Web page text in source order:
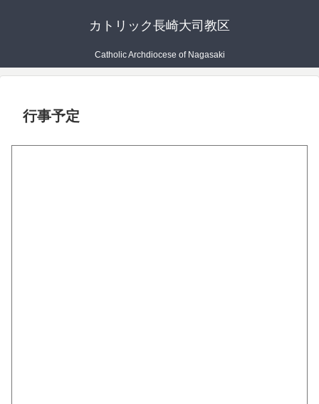
カトリック長崎大司教区
Catholic Archdiocese of Nagasaki
行事予定